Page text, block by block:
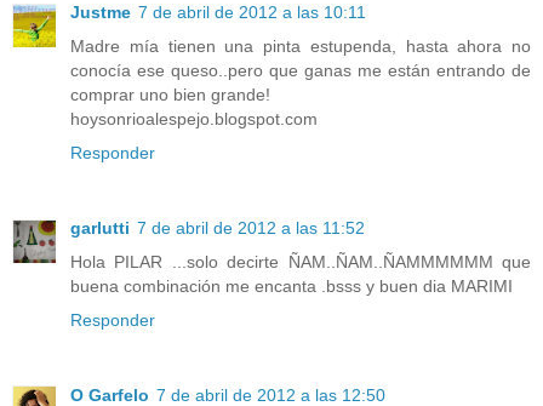
Justme 7 de abril de 2012 a las 10:11
Madre mía tienen una pinta estupenda, hasta ahora no
conocía ese queso..pero que ganas me están entrando de
comprar uno bien grande!
hoysonrioalespejo.blogspot.com
Responder
garlutti 7 de abril de 2012 a las 11:52
Hola PILAR ...solo decirte ÑAM..ÑAM..ÑAMMMMMM que
buena combinación me encanta .bsss y buen dia MARIMI
Responder
O Garfelo 7 de abril de 2012 a las 12:50